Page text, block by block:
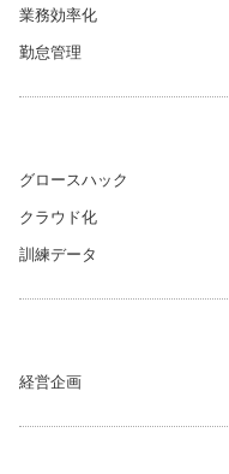
業務効率化
勤怠管理
グロースハック
クラウド化
訓練データ
経営企画